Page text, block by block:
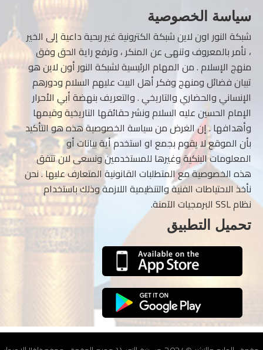
سياسة الخصوصية
شبكة النور اون لاين شبكة الكترونية غير ربحية داعية إلى الخير
، تأمر بالمعروف وتنهى عن المنكر ، وترفع راية الحق وفق
منهج الإسلام . من المهام الرئيسية لشبكة النور أون لاين هو
تبيان فضائل ومنهج وفكر أهل البيت عليهم السلام ودورهم
الإنساني والحضاري والتاريخي . والتعريف بنهضة أبي الأحرار
الإمام الحسين عليه السلام ونشر حقائقها التاريخية وقيمها
وأهدافها . إن الغرض من سياسة الخصوصية هذه هو التأكيد
بأن الموقع لا يقوم بجمع او استخدم أية بيانات أو
المعلومات البنكية وغيرها للمستخدمين ونسعى لان تتفق
هذه الخصوصية مع المتطلبات القانونية المتعارف عليها . نحن
نأخذ الاحتياطات الفنية والتنظيمية اللازمة وذلك باستخدام
نظام SSL البرمجيات الآمنة.
تحميل التطبيق